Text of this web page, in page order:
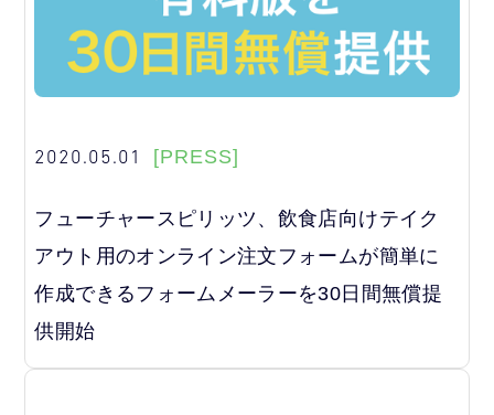
2020.05.01 [PRESS]
フューチャースピリッツ、飲食店向けテイク
アウト用のオンライン注文フォームが簡単に
作成できるフォームメーラーを30日間無償提
供開始